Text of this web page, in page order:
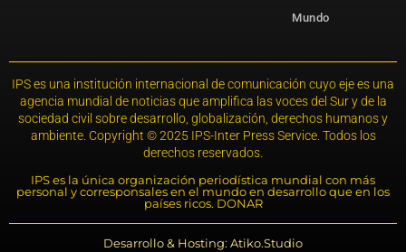
Mundo
IPS es una institución internacional de comunicación cuyo eje es una
agencia mundial de noticias que amplifica las voces del Sur y de la
sociedad civil sobre desarrollo, globalización, derechos humanos y
ambiente. Copyright © 2025 IPS-Inter Press Service. Todos los
derechos reservados.
IPS es la única organización periodística mundial con más
personal y corresponsales en el mundo en desarrollo que en los
países ricos. DONAR
Desarrollo & Hosting: Atiko.Studio